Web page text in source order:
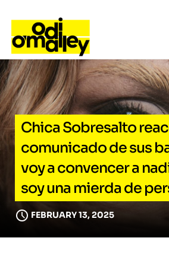
Chica Sobresalto
comunicado de sus
voy a convencer a
soy una mierda de
FEBRUARY 13, 2025